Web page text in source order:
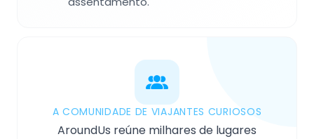
A COMUNIDADE DE VIAJANTES CURIOSOS
AroundUs reúne milhares de lugares